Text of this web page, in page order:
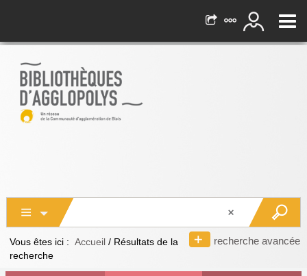
recherche avancée
Vous êtes ici : Accueil / Résultats de la
recherche